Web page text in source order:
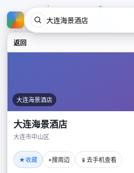
返回
大连海景酒店
大连海景酒店
大连市中山区
★收藏 ⌖搜周边 📱 去手机查看